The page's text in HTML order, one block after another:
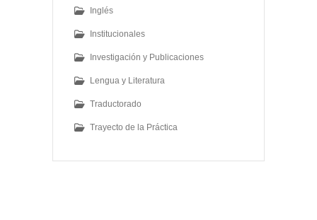
Inglés
Institucionales
Investigación y Publicaciones
Lengua y Literatura
Traductorado
Trayecto de la Práctica